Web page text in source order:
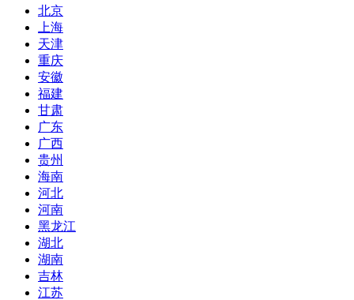
北京
上海
天津
重庆
安徽
福建
甘肃
广东
广西
贵州
海南
河北
河南
黑龙江
湖北
湖南
吉林
江苏